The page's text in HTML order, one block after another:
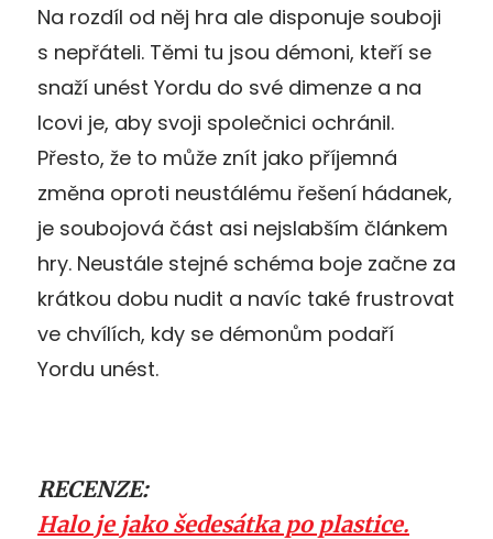
Na rozdíl od něj hra ale disponuje souboji
s nepřáteli. Těmi tu jsou démoni, kteří se
snaží unést Yordu do své dimenze a na
Icovi je, aby svoji společnici ochránil.
Přesto, že to může znít jako příjemná
změna oproti neustálému řešení hádanek,
je soubojová část asi nejslabším článkem
hry. Neustále stejné schéma boje začne za
krátkou dobu nudit a navíc také frustrovat
ve chvílích, kdy se démonům podaří
Yordu unést.
RECENZE:
Halo je jako šedesátka po plastice.